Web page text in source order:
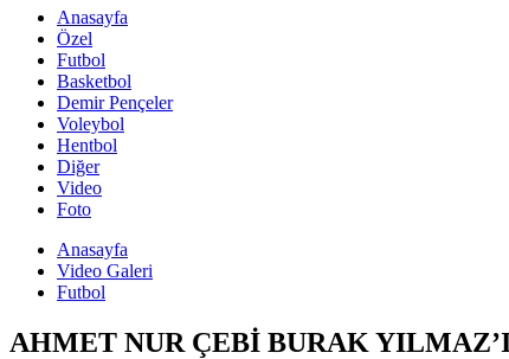
Anasayfa
Özel
Futbol
Basketbol
Demir Pençeler
Voleybol
Hentbol
Diğer
Video
Foto
Anasayfa
Video Galeri
Futbol
AHMET NUR ÇEBİ BURAK